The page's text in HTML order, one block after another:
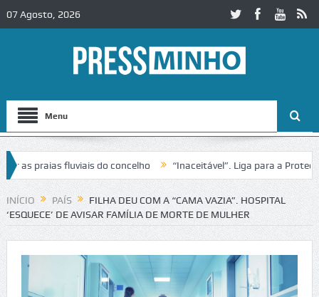
07 Agosto, 2026
Menu
praias fluviais do concelho “Inaceitável”. Liga para a Proteção da
INÍCIO PAÍS
FILHA DEU COM A “CAMA VAZIA”. HOSPITAL
‘ESQUECE’ DE AVISAR FAMÍLIA DE MORTE DE MULHER